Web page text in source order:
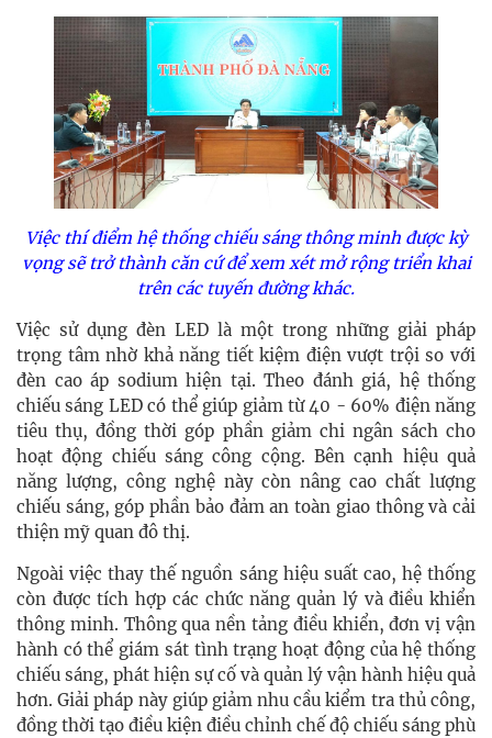
Việc thí điểm hệ thống chiếu sáng thông minh được kỳ
vọng sẽ trở thành căn cứ để xem xét mở rộng triển khai
trên các tuyến đường khác.
Việc sử dụng đèn LED là một trong những giải pháp
trọng tâm nhờ khả năng tiết kiệm điện vượt trội so với
đèn cao áp sodium hiện tại. Theo đánh giá, hệ thống
chiếu sáng LED có thể giúp giảm từ 40 - 60% điện năng
tiêu thụ, đồng thời góp phần giảm chi ngân sách cho
hoạt động chiếu sáng công cộng. Bên cạnh hiệu quả
năng lượng, công nghệ này còn nâng cao chất lượng
chiếu sáng, góp phần bảo đảm an toàn giao thông và cải
thiện mỹ quan đô thị.
Ngoài việc thay thế nguồn sáng hiệu suất cao, hệ thống
còn được tích hợp các chức năng quản lý và điều khiển
thông minh. Thông qua nền tảng điều khiển, đơn vị vận
hành có thể giám sát tình trạng hoạt động của hệ thống
chiếu sáng, phát hiện sự cố và quản lý vận hành hiệu quả
hơn. Giải pháp này giúp giảm nhu cầu kiểm tra thủ công,
đồng thời tạo điều kiện điều chỉnh chế độ chiếu sáng phù